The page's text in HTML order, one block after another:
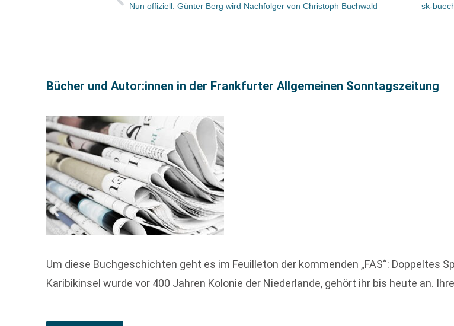
Nun offiziell: Günter Berg wird Nachfolger von Christoph Buchwald
sk-
Bücher und Autor:innen in der Frankfurter Allgemeinen Sonntagszeitung
Um diese Buchgeschichten geht es im Feuilleton der kommenden „FAS“: Doppeltes
Karibik­insel wurde vor 400 Jahren Kolonie der Niederlande, gehört ihr bis heute an.